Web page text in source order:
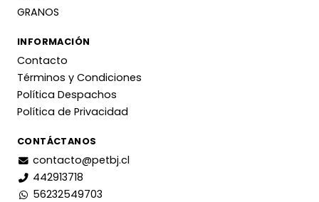
GRANOS
INFORMACIÓN
Contacto
Términos y Condiciones
Política Despachos
Política de Privacidad
CONTÁCTANOS
contacto@petbj.cl
442913718
56232549703